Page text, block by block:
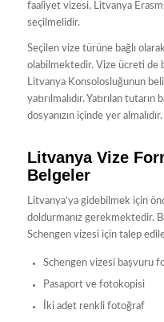
faaliyet vizesi, Litvanya
seçilmelidir.
Seçilen vize türüne bağlı
olabilmektedir. Vize ücreti de
Litvanya Konsolosluğunun
yatırılmalıdır. Yatırılan
dosyanızın içinde yer almalıdır.
Litvanya Vize
Belgeler
Litvanya’ya gidebilmek için
doldurmanız gerekmektedir.
Schengen vizesi için talep
Schengen vizesi başvuru
Pasaport ve fotokopisi
İki adet renkli fotoğraf